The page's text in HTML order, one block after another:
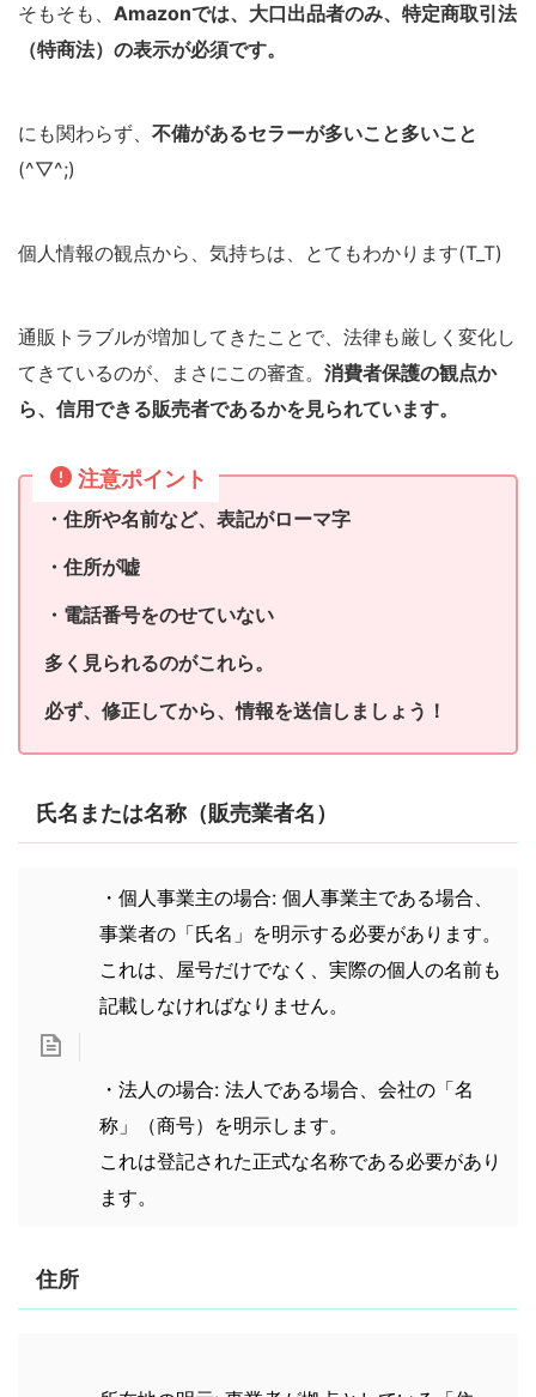
そもそも、 Amazonでは、大口出品者のみ、特定商取引法
（特商法）の表示が必須です。
にも関わらず、 不備があるセラーが多いこと多いこと
(^▽^;)
個人情報の観点から、気持ちは、とてもわかります(T_T)
通販トラブルが増加してきたことで、法律も厳しく変化し
てきているのが、まさにこの審査。 消費者保護の観点か
ら、信用できる販売者であるかを見られています。
注意ポイント
・住所や名前など、表記がローマ字
・住所が嘘
・電話番号をのせていない
多く見られるのがこれら。
必ず、修正してから、情報を送信しましょう！
氏名または名称（販売業者名）
・個人事業主の場合: 個人事業主である場合、
事業者の「氏名」を明示する必要があります。
これは、屋号だけでなく、実際の個人の名前も
記載しなければなりません。
・法人の場合: 法人である場合、会社の「名
称」（商号）を明示します。
これは登記された正式な名称である必要があり
ます。
住所